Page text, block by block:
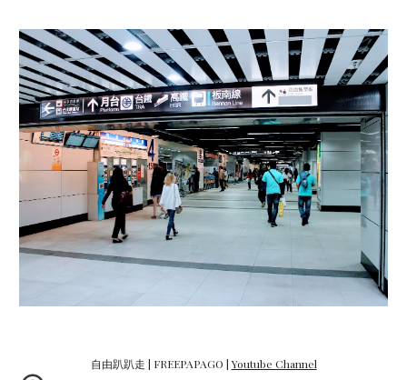
自由趴趴走 | FREEPAPAGO | Youtube Channel